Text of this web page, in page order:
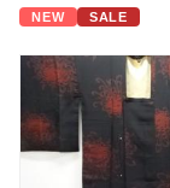
NEW SALE